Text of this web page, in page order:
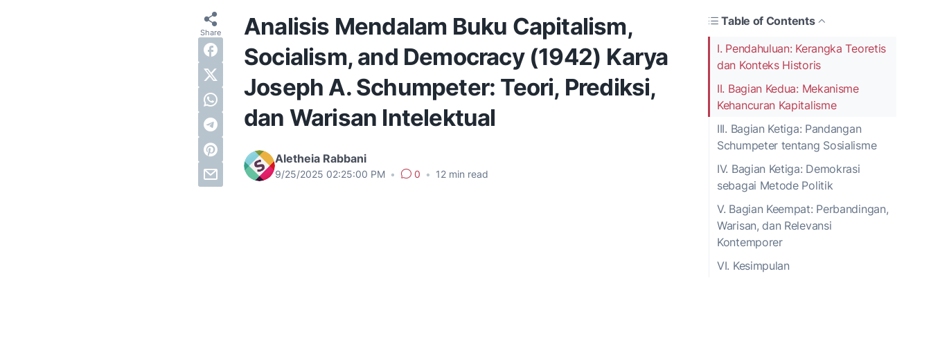
Analisis Mendalam Buku Capitalism,
Socialism, and Democracy (1942) Karya
Joseph A. Schumpeter: Teori, Prediksi,
dan Warisan Intelektual
Aletheia Rabbani
9/25/2025 02:25:00 PM • 0 • 12 min read
Table of Contents
I. Pendahuluan: Kerangka Teoretis
dan Konteks Historis
II. Bagian Kedua: Mekanisme
Kehancuran Kapitalisme
III. Bagian Ketiga: Pandangan
Schumpeter tentang Sosialisme
IV. Bagian Ketiga: Demokrasi
sebagai Metode Politik
V. Bagian Keempat: Perbandingan,
Warisan, dan Relevansi
Kontemporer
VI. Kesimpulan